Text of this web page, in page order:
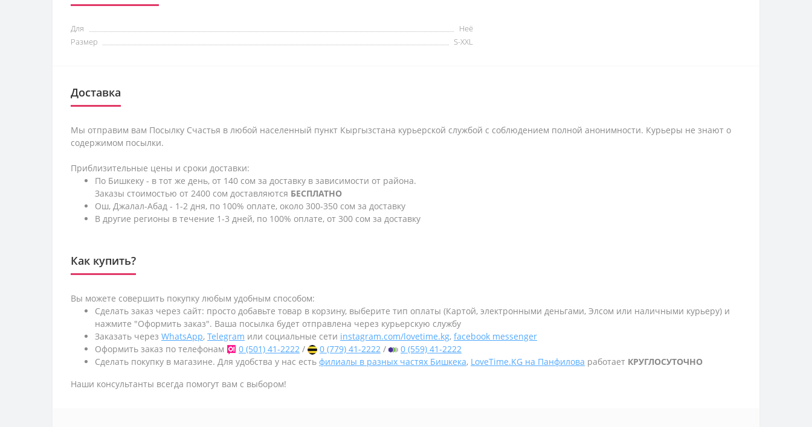
Для
Неё
Размер
S-XXL
Доставка
Мы отправим вам Посылку Счастья в любой населенный пункт Кыргызстана курьерской службой с соблюдением полной анонимности. Курьеры не знают о
содержимом посылки.
Приблизительные цены и сроки доставки:
По Бишкеку - в тот же день, от 140 сом за доставку в зависимости от района.
Заказы стоимостью от 2400 сом доставляются БЕСПЛАТНО
Ош, Джалал-Абад - 1-2 дня, по 100% оплате, около 300-350 сом за доставку
В другие регионы в течение 1-3 дней, по 100% оплате, от 300 сом за доставку
Как купить?
Вы можете совершить покупку любым удобным способом:
Сделать заказ через сайт: просто добавьте товар в корзину, выберите тип оплаты (Картой, электронными деньгами, Элсом или наличными курьеру) и
нажмите "Оформить заказ". Ваша посылка будет отправлена через курьерскую службу
Заказать через WhatsApp, Telegram или социальные сети instagram.com/lovetime.kg, facebook messenger
Оформить заказ по телефонам
0 (501) 41-2222 / 0 (779) 41-2222 /
0 (559) 41-2222
Сделать покупку в магазине. Для удобства у нас есть филиалы в разных частях Бишкека, LoveTime.KG на Панфилова работает КРУГЛОСУТОЧНО
Наши консультанты всегда помогут вам с выбором!